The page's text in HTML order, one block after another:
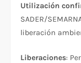
Utilización
SADER/
liberación
Liberaciones: